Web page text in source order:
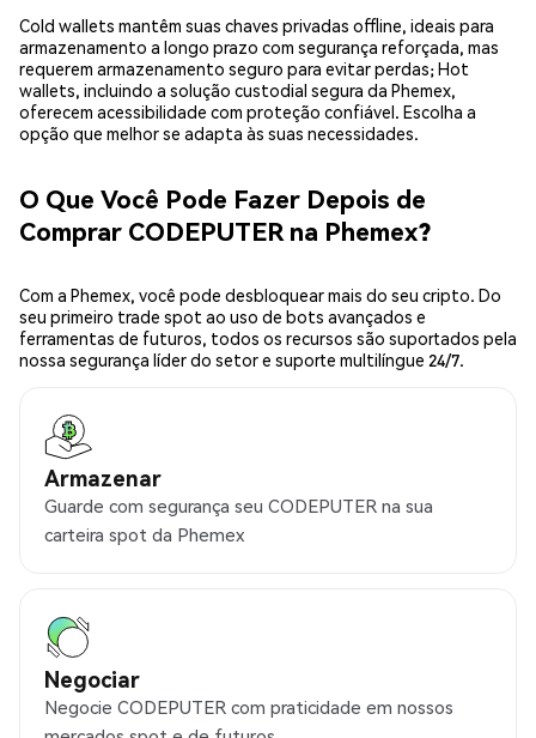
Cold wallets mantêm suas chaves privadas offline, ideais para
armazenamento a longo prazo com segurança reforçada, mas
requerem armazenamento seguro para evitar perdas; Hot
wallets, incluindo a solução custodial segura da Phemex,
oferecem acessibilidade com proteção confiável. Escolha a
opção que melhor se adapta às suas necessidades.
O Que Você Pode Fazer Depois de
Comprar CODEPUTER na Phemex?
Com a Phemex, você pode desbloquear mais do seu cripto. Do
seu primeiro trade spot ao uso de bots avançados e
ferramentas de futuros, todos os recursos são suportados pela
nossa segurança líder do setor e suporte multilíngue 24/7.
Armazenar
Guarde com segurança seu CODEPUTER na sua
carteira spot da Phemex
Negociar
Negocie CODEPUTER com praticidade em nossos